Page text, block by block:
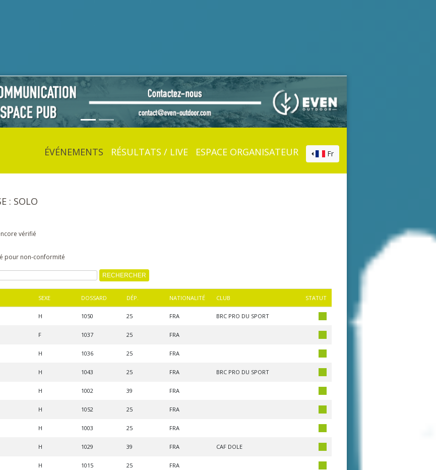
ÉVÉNEMENTS RÉSULTATS / LIVE ESPACE ORGANISATEUR Fr
: SOLO
vérifié
pour non-conformité
SEXE DOSSARD DÉP. NATIONALITÉ CLUB STATUT
H 1050 25 FRA BRC PRO DU SPORT
F 1037 25 FRA
H 1036 25 FRA
H 1043 25 FRA BRC PRO DU SPORT
H 1002 39 FRA
H 1052 25 FRA
H 1003 25 FRA
H 1029 39 FRA CAF DOLE
H 1015 25 FRA